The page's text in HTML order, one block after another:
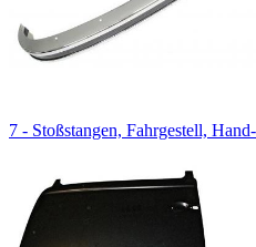
7 - Stoßstangen, Fahrgestell,